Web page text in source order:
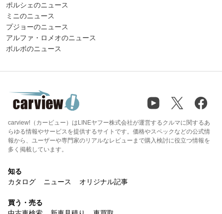
ポルシェのニュース
ミニのニュース
プジョーのニュース
アルファ・ロメオのニュース
ボルボのニュース
carview!（カービュー）はLINEヤフー株式会社が運営するクルマに関するあ
らゆる情報やサービスを提供するサイトです。価格やスペックなどの公式情
報から、ユーザーや専門家のリアルなレビューまで購入検討に役立つ情報を
多く掲載しています。
知る
カタログ
ニュース オリジナル記事
買う・売る